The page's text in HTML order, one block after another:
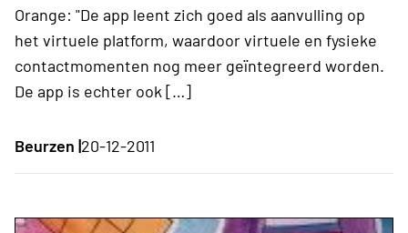
Orange: "De app leent zich goed als aanvulling op
het virtuele platform, waardoor virtuele en fysieke
contactmomenten nog meer geïntegreerd worden.
De app is echter ook […]
Beurzen |20-12-2011